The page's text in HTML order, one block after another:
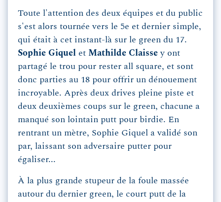
Toute l'attention des deux équipes et du public
s'est alors tournée vers le 5e et dernier simple,
qui était à cet instant-là sur le green du 17.
Sophie Giquel
et Mathilde Claisse y ont
partagé le trou pour rester all square, et sont
donc parties au 18 pour offrir un dénouement
incroyable. Après deux drives pleine piste et
deux deuxièmes coups sur le green, chacune a
manqué son lointain putt pour birdie. En
rentrant un mètre, Sophie Giquel a validé son
par, laissant son adversaire putter pour
égaliser...
À la plus grande stupeur de la foule massée
autour du dernier green, le court putt de la